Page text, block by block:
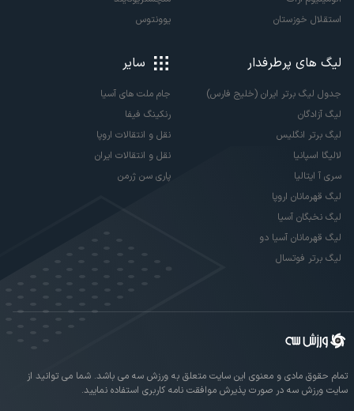
استقلال خوزستان
یوونتوس
لیگ های پرطرفدار
جدول لیگ برتر ایران (خلیج فارس)
لیگ آزادگان
لیگ برتر انگلیس
لالیگا اسپانیا
سری آ ایتالیا
لیگ قهرمانان اروپا
لیگ نخبگان آسیا
لیگ قهرمانان آسیا دو
لیگ برتر فوتسال
سایر
جام ملت های آسیا
رنکینگ فیفا
نقل و انتقالات اروپا
نقل و انتقالات ایران
پاری سن ژرمن
تمام حقوق مادی و معنوی این سایت متعلق به ورزش سه می باشد. شما می توانید از
سایت ورزش سه در صورت پذیرش موافقت نامه کاربری استفاده نمایید.